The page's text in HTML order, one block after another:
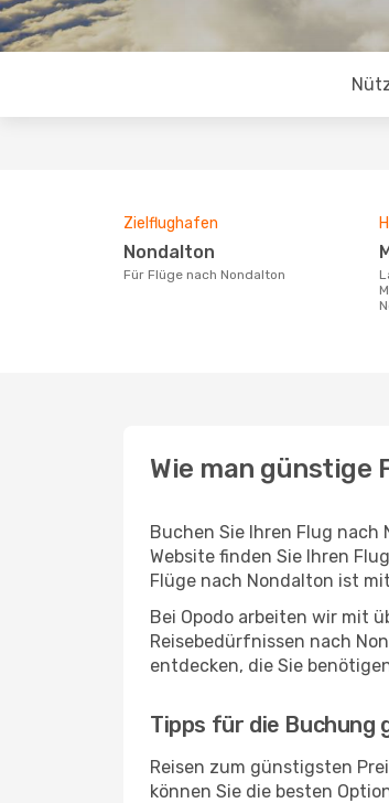
Zielflughafen
Nondalton
Für Flüge nach Nondalton
Laut Suchanfragen unserer Kunden ist
Wie man günstige
Buchen Sie Ihren Flug
Website finden Sie Ihren
Flüge nach Nondalton ist
Bei Opodo arbeiten wir mit
Reisebedürfnissen nach
entdecken, die Sie
Tipps für die Buchung
Reisen zum günstigsten
können Sie die besten